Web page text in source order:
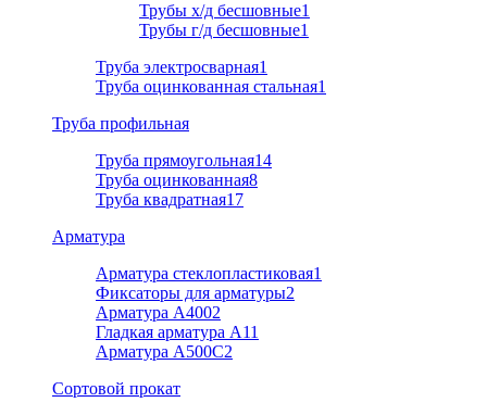
Трубы х/д бесшовные1
Трубы г/д бесшовные1
Труба электросварная1
Труба оцинкованная стальная1
Труба профильная
Труба прямоугольная14
Труба оцинкованная8
Труба квадратная17
Арматура
Арматура стеклопластиковая1
Фиксаторы для арматуры2
Арматура А4002
Гладкая арматура А11
Арматура A500C2
Cортовой прокат